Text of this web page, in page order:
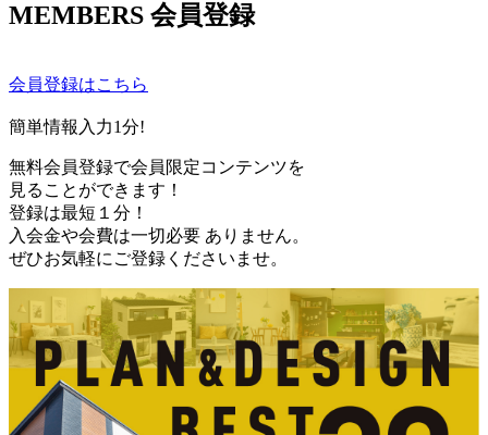
MEMBERS 会員登録
会員登録はこちら
簡単情報入力1分!
無料会員登録で会員限定コンテンツを
見ることができます！
登録は最短１分！
入会金や会費は一切必要 ありません。
ぜひお気軽にご登録くださいませ。